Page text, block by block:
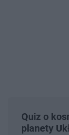
Quiz o
planety